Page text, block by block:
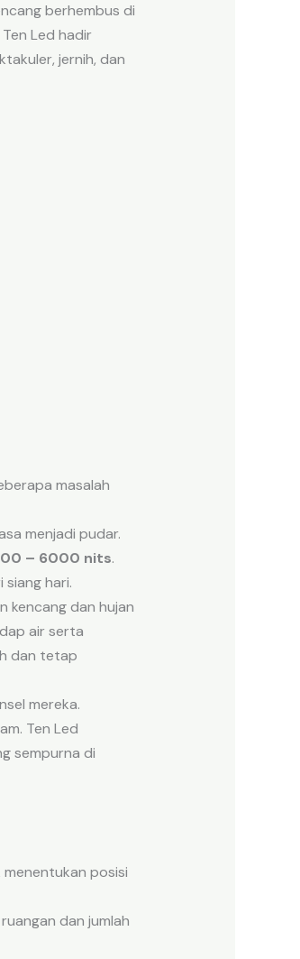
berhembus di
Led hadir
jernih, dan
masalah
menjadi pudar.
– 6000 nits.
hari.
kencang dan hujan
air serta
dan tetap
mereka.
Ten Led
sempurna di
posisi
dan jumlah